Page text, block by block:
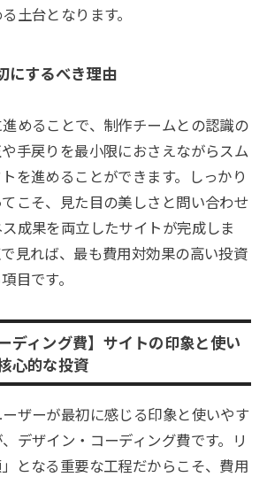
土台となります。
にするべき理由
めることで、制作チームとの認識の
手戻りを最小限におさえながらスム
を進めることができます。しっかり
こそ、見た目の美しさと問い合わせ
成果を両立したサイトが完成しま
見れば、最も費用対効果の高い投資
目です。
ディング費】サイトの印象と使い
心的な投資
ザーが最初に感じる印象と使いやす
デザイン・コーディング費です。リ
となる重要な工程だからこそ、費用